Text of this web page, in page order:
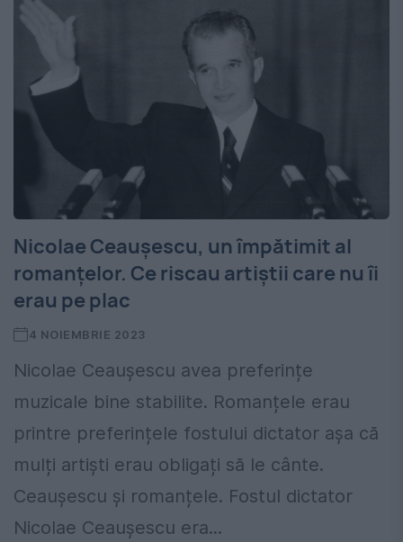
Nicolae Ceaușescu, un împătimit al
romanțelor. Ce riscau artiștii care nu îi
erau pe plac
4 NOIEMBRIE 2023
Nicolae Ceaușescu avea preferințe
muzicale bine stabilite. Romanțele erau
printre preferințele fostului dictator așa că
mulți artiști erau obligați să le cânte.
Ceaușescu și romanțele. Fostul dictator
Nicolae Ceaușescu era...